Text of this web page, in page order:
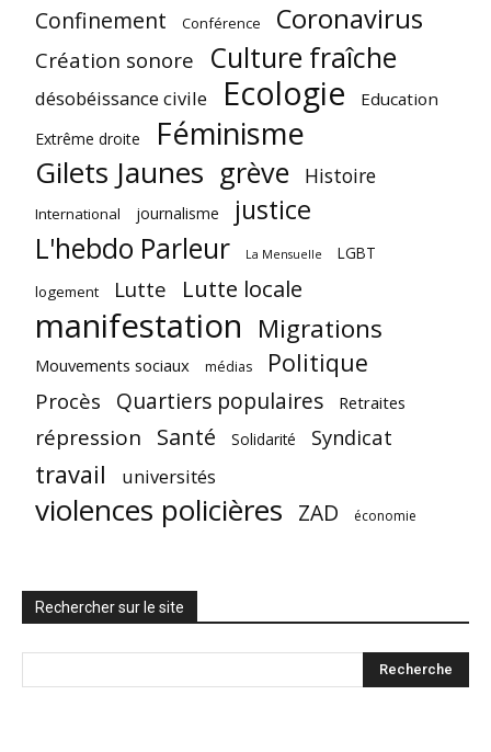
Confinement Conférence Coronavirus
Création sonore Culture fraîche
désobéissance civile Ecologie Education
Extrême droite Féminisme
Gilets Jaunes grève Histoire
International journalisme justice
L'hebdo Parleur La Mensuelle
LGBT
logement
Lutte Lutte locale
manifestation Migrations
Mouvements sociaux médias Politique
Procès Quartiers populaires Retraites
répression Santé Solidarité Syndicat
travail universités
violences policières ZAD économie
Rechercher sur le site